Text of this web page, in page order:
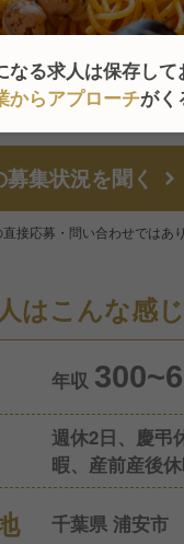
集状況を聞く
接応募・問い合わせではあ
はこんな感じ
年収
週休2日、慶弔
暇、産前産後
暇、介護休暇
千葉県 浦安市
なる求人は保存して
からアプローチがく